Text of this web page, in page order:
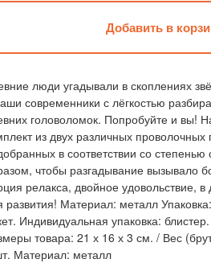
люди угадывали в скоплениях
современники с лёгкостью
головоломок. Попробуйте и вы!
из двух различных проволочных
в соответствии со степенью
чтобы разгадывание вызывало
релакса, двойное удовольствие,
развития! Материал: металл
Индивидуальная упаковка:
товара: 21 х 16 х 3 см. / Вес
Материал: металл